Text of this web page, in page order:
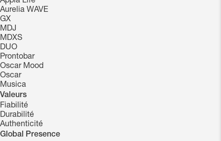
Aurelia WAVE
GX
MDJ
MDXS
DUO
Prontobar
Oscar Mood
Oscar
Musica
Valeurs
Fiabilité
Durabilité
Authenticité
Global Presence